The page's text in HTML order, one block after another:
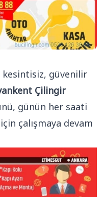
kesintisiz, güvenilir
Çilingir
günün her saati
çalışmaya devam